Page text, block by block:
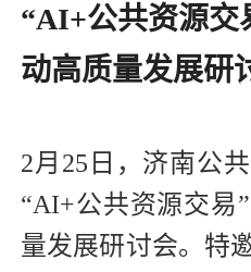
“AI+公共资源交
动高质量发展研
2月25日，济南公
“AI+公共资源交易
量发展研讨会。特